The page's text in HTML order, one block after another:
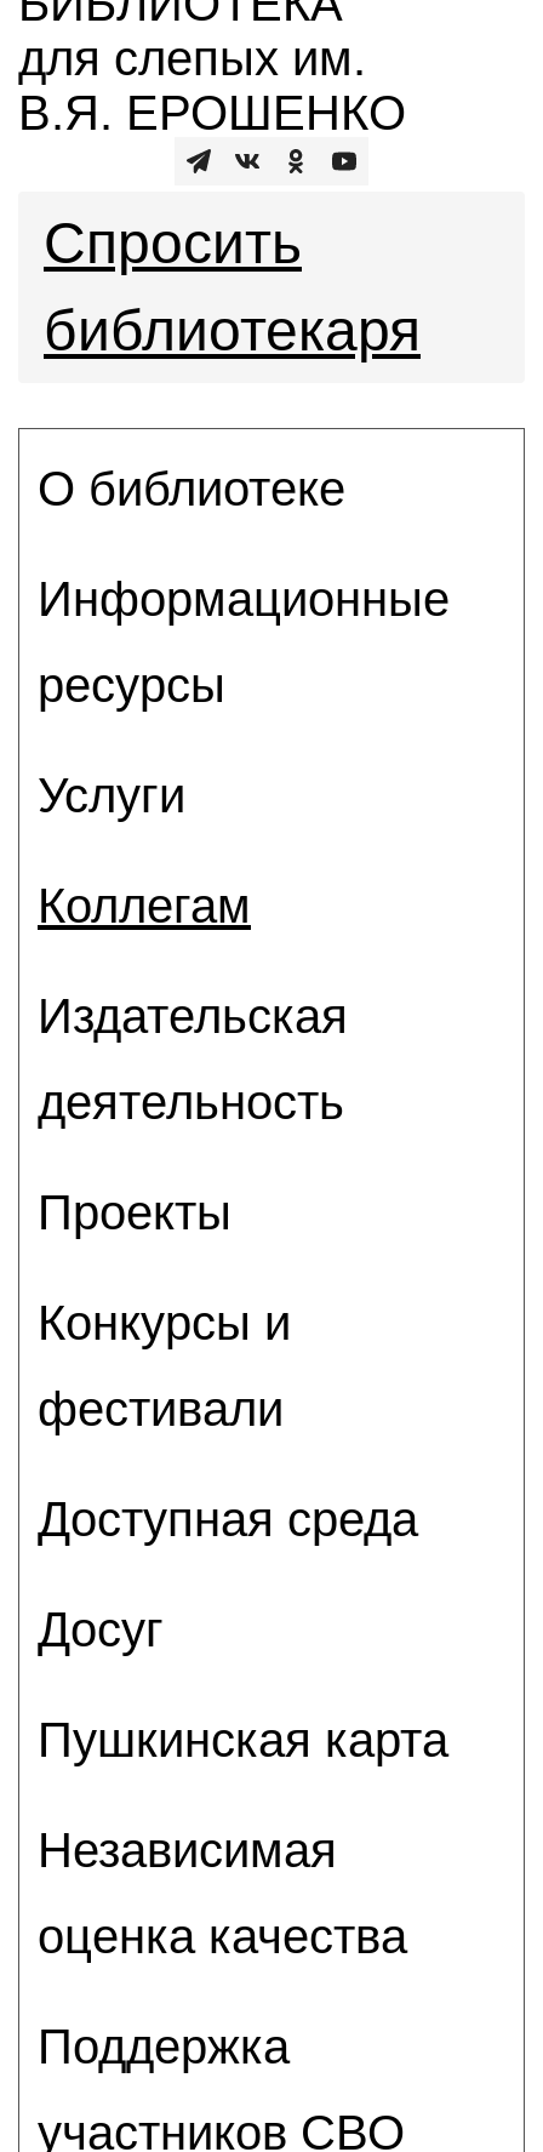
для слепых им.
В.Я. ЕРОШЕНКО
Спросить
библиотекаря
О библиотеке
Информационные
ресурсы
Услуги
Коллегам
Издательская
деятельность
Проекты
Конкурсы и
фестивали
Доступная среда
Досуг
Пушкинская карта
Независимая
оценка качества
Поддержка
участников СВО